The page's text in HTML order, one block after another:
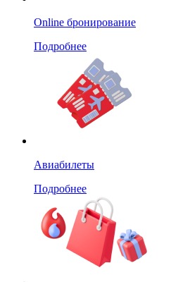
Online бронирование
Подробнее
Авиабилеты
Подробнее